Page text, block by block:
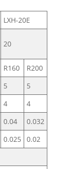
LXH-20E
20
R160
R200
5
5
4
4
0.04
0.032
0.025
0.02